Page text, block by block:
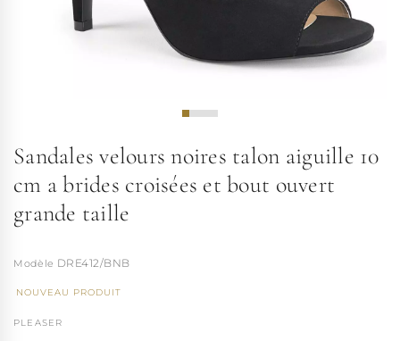
Sandales velours noires talon aiguille 10
cm a brides croisées et bout ouvert
grande taille
DRE412/BNB
NOUVEAU PRODUIT
PLEASER